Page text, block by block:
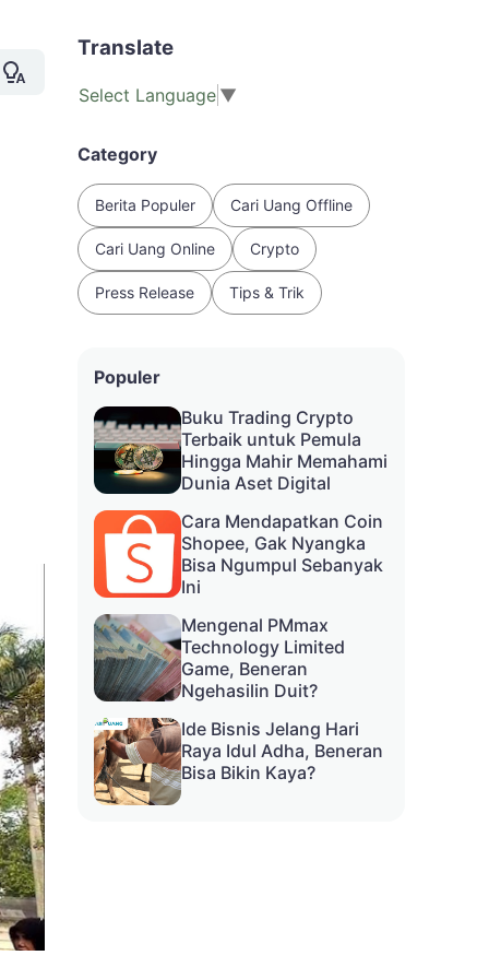
Terdekat
Translate
Select Language ▼
Category
Berita Populer Cari Uang Offline
Cari Uang Online Crypto
Press Release Tips & Trik
Populer
Buku Trading Crypto
Terbaik untuk Pemula
Hingga Mahir Memahami
Dunia Aset Digital
Cara Mendapatkan Coin
Shopee, Gak Nyangka
Bisa Ngumpul Sebanyak
Ini
Mengenal PMmax
Technology Limited
Game, Beneran
Ngehasilin Duit?
Ide Bisnis Jelang Hari
Raya Idul Adha, Beneran
Bisa Bikin Kaya?